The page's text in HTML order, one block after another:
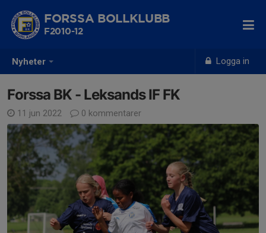
Nyheter Logga in
FORSSA BOLLKLUBB
F2010-12
Forssa BK - Leksands IF FK
11 jun 2022 0 kommentarer